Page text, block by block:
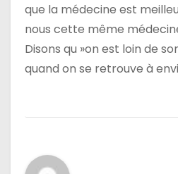
que la médecine est
nous cette même
Disons qu »on est loin de
quand on se retrouve à